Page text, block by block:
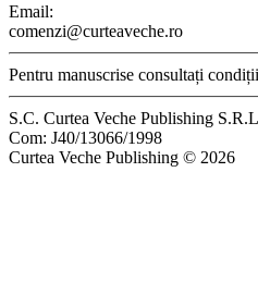
Email:
comenzi@curteaveche.ro
Pentru manuscrise consultați
S.C. Curtea Veche Publishing
Com: J40/13066/1998
Curtea Veche Publishing © 2026